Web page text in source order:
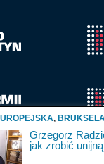
,
Grzegorz
jak zrobić